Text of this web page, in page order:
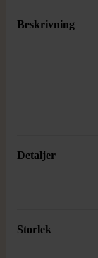
Beskrivning
Detaljer
Storlek